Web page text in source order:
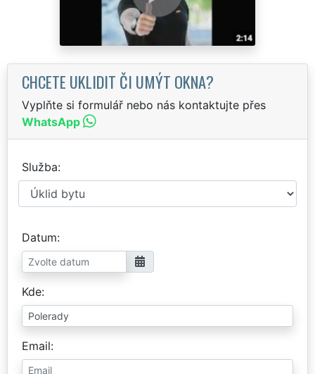
CHCETE UKLIDIT ČI UMÝT OKNA?
Vyplňte si formulář nebo nás kontaktujte přes
WhatsApp
Služba
Datum
Kde
Email